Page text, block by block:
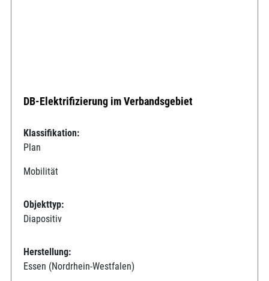
DB-Elektrifizierung im Verbandsgebiet
Klassifikation:
Plan
Mobilität
Objekttyp:
Diapositiv
Herstellung:
Essen (Nordrhein-Westfalen)